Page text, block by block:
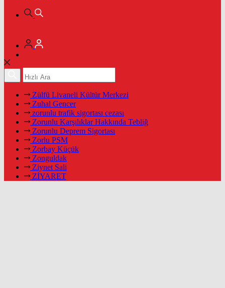
Zülfü Livaneli Kültür Merkezi
Zuhal Gencer
zorunlu trafik sigortası cezası
Zorunlu Karşılıklar Hakkında Tebliğ
Zorunlu Deprem Sigortası
Zorlu PSM
Zorbay Küçük
Zonguldak
Ziynet Sali
ZİYARET